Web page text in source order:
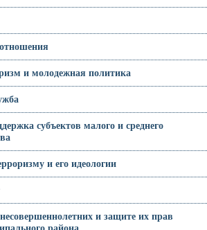
и молодежная политика
субъектов малого и среднего
и его идеологии
и защите их прав
района